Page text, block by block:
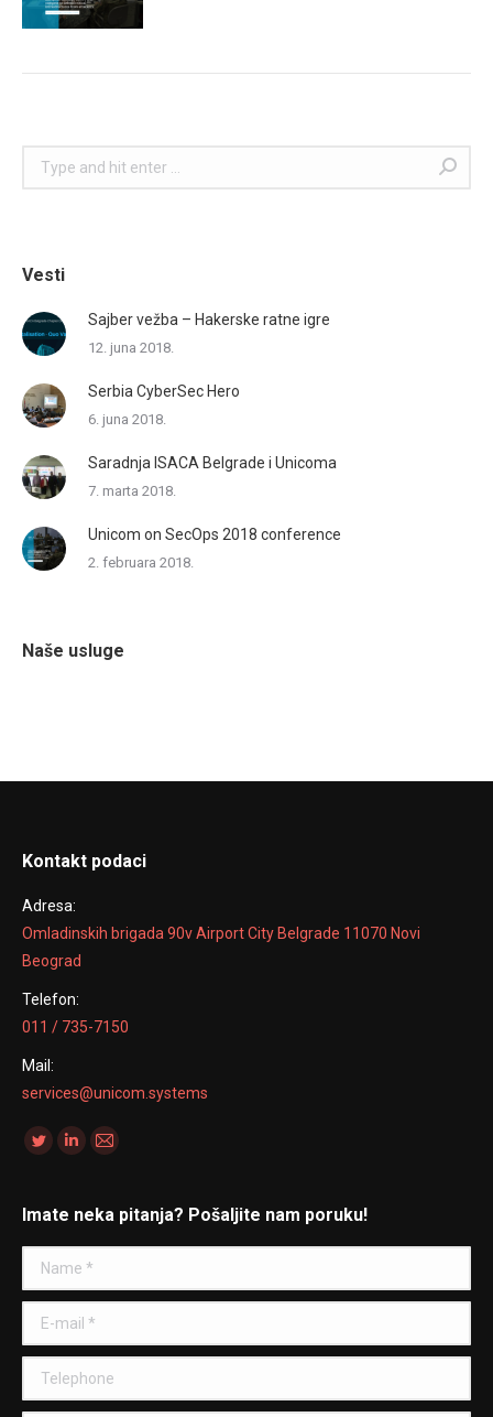
Search:
Vesti
Sajber vežba – Hakerske ratne igre
12. juna 2018.
Serbia CyberSec Hero
6. juna 2018.
Saradnja ISACA Belgrade i Unicoma
7. marta 2018.
Unicom on SecOps 2018 conference
2. februara 2018.
Naše usluge
Kontakt podaci
Adresa:
Omladinskih brigada 90v Airport City Belgrade 11070 Novi
Beograd
Telefon:
011 / 735-7150
Mail:
services@unicom.systems
Find us on:
TwitterLinkedin
Mail
Imate neka pitanja? Pošaljite nam poruku!
Name *
E-mail *
Telephone